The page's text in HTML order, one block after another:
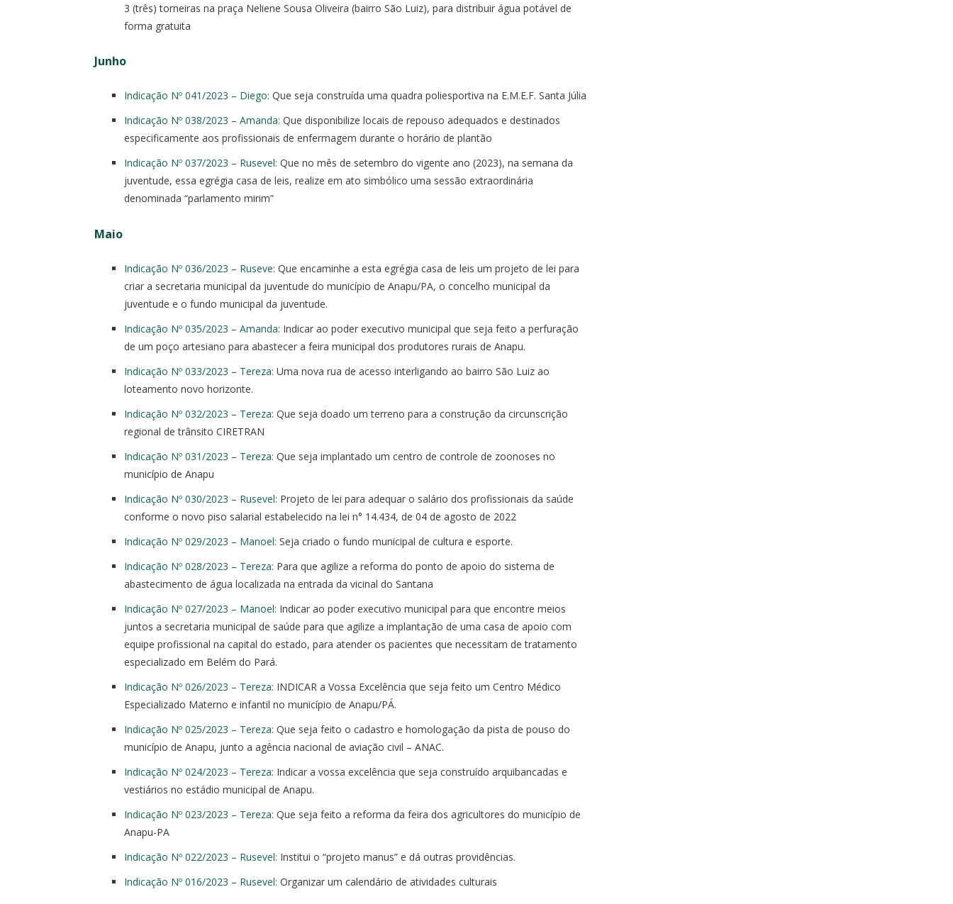
3 (três) torneiras na praça Neliene Sousa Oliveira (bairro São Luiz), para distribuir água potável de
forma gratuita
Junho
Indicação Nº 041/2023 – Diego: Que seja construída uma quadra poliesportiva na E.M.E.F. Santa Júlia
Indicação Nº 038/2023 – Amanda: Que disponibilize locais de repouso adequados e destinados
especificamente aos profissionais de enfermagem durante o horário de plantão
Indicação Nº 037/2023 – Rusevel: Que no mês de setembro do vigente ano (2023), na semana da
juventude, essa egrégia casa de leis, realize em ato simbólico uma sessão extraordinária
denominada “parlamento mirim”
Maio
Indicação Nº 036/2023 – Ruseve: Que encaminhe a esta egrégia casa de leis um projeto de lei para
criar a secretaria municipal da juventude do município de Anapu/PA, o concelho municipal da
juventude e o fundo municipal da juventude.
Indicação Nº 035/2023 – Amanda: Indicar ao poder executivo municipal que seja feito a perfuração
de um poço artesiano para abastecer a feira municipal dos produtores rurais de Anapu.
Indicação Nº 033/2023 – Tereza: Uma nova rua de acesso interligando ao bairro São Luiz ao
loteamento novo horizonte.
Indicação Nº 032/2023 – Tereza: Que seja doado um terreno para a construção da circunscrição
regional de trânsito CIRETRAN
Indicação Nº 031/2023 – Tereza: Que seja implantado um centro de controle de zoonoses no
município de Anapu
Indicação Nº 030/2023 – Rusevel: Projeto de lei para adequar o salário dos profissionais da saúde
conforme o novo piso salarial estabelecido na lei n° 14.434, de 04 de agosto de 2022
Indicação Nº 029/2023 – Manoel: Seja criado o fundo municipal de cultura e esporte.
Indicação Nº 028/2023 – Tereza: Para que agilize a reforma do ponto de apoio do sistema de
abastecimento de água localizada na entrada da vicinal do Santana
Indicação Nº 027/2023 – Manoel: Indicar ao poder executivo municipal para que encontre meios
juntos a secretaria municipal de saúde para que agilize a implantação de uma casa de apoio com
equipe profissional na capital do estado, para atender os pacientes que necessitam de tratamento
especializado em Belém do Pará.
Indicação Nº 026/2023 – Tereza: INDICAR a Vossa Excelência que seja feito um Centro Médico
Especializado Materno e infantil no município de Anapu/PÁ.
Indicação Nº 025/2023 – Tereza: Que seja feito o cadastro e homologação da pista de pouso do
município de Anapu, junto a agência nacional de aviação civil – ANAC.
Indicação Nº 024/2023 – Tereza: Indicar a vossa excelência que seja construído arquibancadas e
vestiários no estádio municipal de Anapu.
Indicação Nº 023/2023 – Tereza: Que seja feito a reforma da feira dos agricultores do município de
Anapu-PA
Indicação Nº 022/2023 – Rusevel: Institui o “projeto manus” e dá outras providências.
Indicação Nº 016/2023 – Rusevel: Organizar um calendário de atividades culturais